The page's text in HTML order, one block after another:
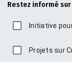
Restez informé sur
Initiative
Projets sur